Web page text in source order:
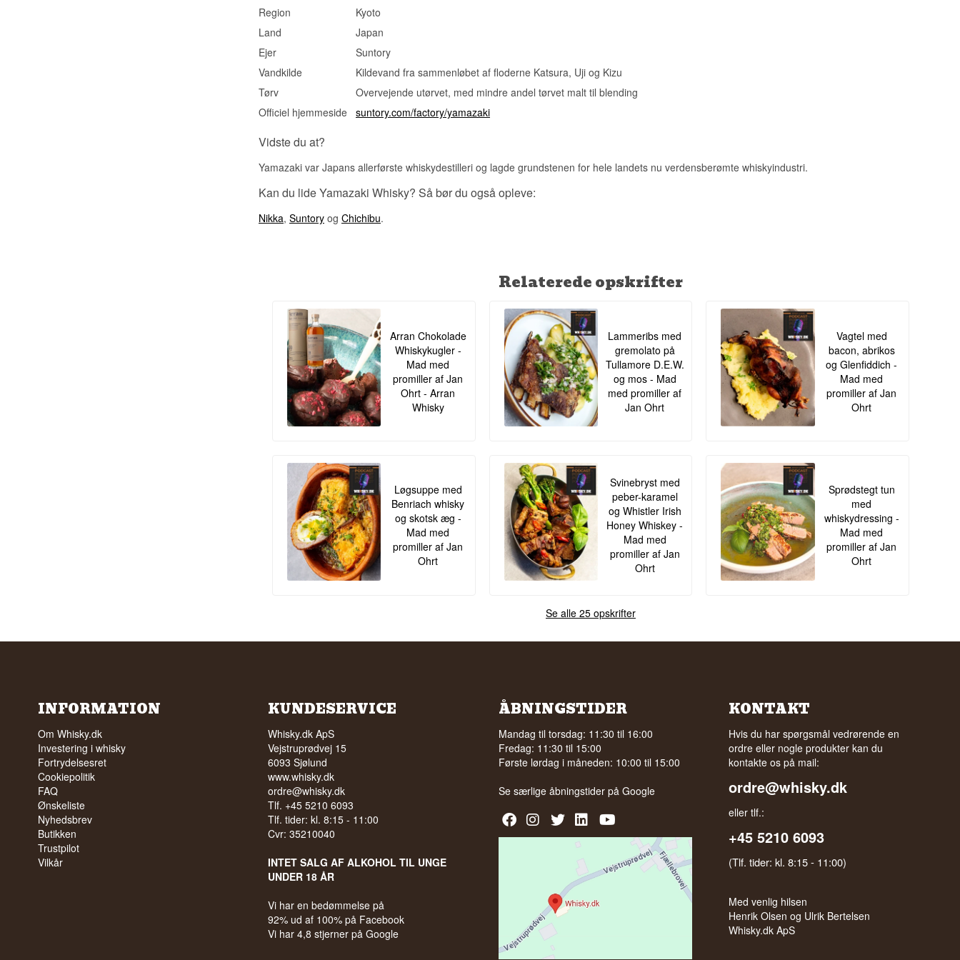
Vidste du at?
Yamazaki Destilleri ligger på et sted, hvor tre floder mødes – et sted den berømte
tekunstner Sen no Rikyu i 1500-tallet udpegede som ideelt for vandets renhed,
længe før whisky overhovedet var kommet til Japan.
Se hele vores udvalg af
Region
Kyoto
Land
Japan
Ejer
Suntory
Vandkilde
Kildevand fra sammenløbet af floderne Katsura, Uji og Kizu
Tørv
Overvejende utørvet, med mindre andel tørvet malt til blending
Officiel hjemmeside suntory.com/factory/yamazaki
Vidste du at?
Yamazaki var Japans allerførste whiskydestilleri og lagde grundstenen for hele landets nu verdensberømte whiskyindustri.
Kan du lide Yamazaki Whisky? Så bør du også opleve:
Nikka, Suntory og Chichibu.
Relaterede opskrifter
Arran Chokolade
Whiskykugler -
Mad med
promiller af Jan
Ohrt - Arran
Whisky
Lammeribs med
gremolato på
Tullamore D.E.W.
og mos - Mad
med promiller af
Jan Ohrt
Vagtel med
bacon, abrikos
og Glenfiddich -
Mad med
promiller af Jan
Ohrt
Løgsuppe med
Benriach whisky
og skotsk æg -
Mad med
promiller af Jan
Ohrt
Svinebryst med
peber-karamel
og Whistler Irish
Honey Whiskey -
Mad med
promiller af Jan
Ohrt
Sprødstegt tun
med
whiskydressing -
Mad med
promiller af Jan
Ohrt
Se alle 25 opskrifter
INFORMATION
Om Whisky.dk
Investering i whisky
Fortrydelsesret
Cookiepolitik
FAQ
Ønskeliste
Nyhedsbrev
Butikken
Trustpilot
Vilkår
KUNDESERVICE
Whisky.dk ApS
Vejstruprødvej 15
6093 Sjølund
www.whisky.dk
ordre@whisky.dk
Tlf. +45 5210 6093
Tlf. tider: kl. 8:15 - 11:00
Cvr: 35210040
INTET SALG AF ALKOHOL TIL UNGE
UNDER 18 ÅR
Vi har en bedømmelse på
92% ud af 100% på Facebook
Vi har 4,8 stjerner på Google
ÅBNINGSTIDER
Mandag til torsdag: 11:30 til 16:00
Fredag: 11:30 til 15:00
Første lørdag i måneden: 10:00 til 15:00
Se særlige åbningstider på Google
KONTAKT
Hvis du har spørgsmål vedrørende en
ordre eller nogle produkter kan du
kontakte os på mail:
ordre@whisky.dk
eller tlf.:
+45 5210 6093
(Tlf. tider: kl. 8:15 - 11:00)
Med venlig hilsen
Henrik Olsen og Ulrik Bertelsen
Whisky.dk ApS